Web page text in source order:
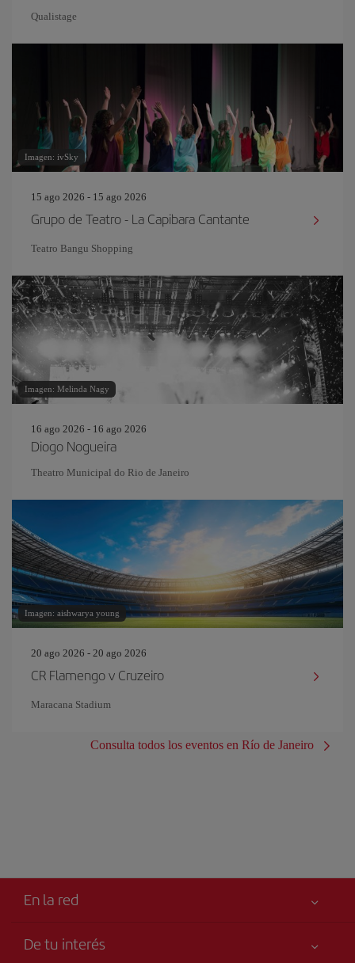
Qualistage
Imagen: ivSky
15 ago 2026 - 15 ago 2026
Grupo de Teatro - La Capibara Cantante
Teatro Bangu Shopping
Imagen: Melinda Nagy
16 ago 2026 - 16 ago 2026
Diogo Nogueira
Theatro Municipal do Rio de Janeiro
Imagen: aishwarya young
20 ago 2026 - 20 ago 2026
CR Flamengo v Cruzeiro
Maracana Stadium
Consulta todos los eventos en Río de Janeiro
En la red
De tu interés